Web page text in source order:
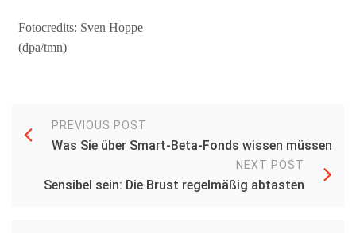
Fotocredits: Sven Hoppe
(dpa/tmn)
PREVIOUS POST
Was Sie über Smart-Beta-Fonds wissen müssen
NEXT POST
Sensibel sein: Die Brust regelmäßig abtasten